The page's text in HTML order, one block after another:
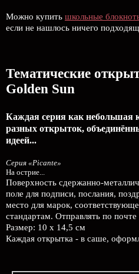
Можно купить школьные
если не нашлось ничего
Тематические
Golden Sun
Каждая серия как небольшая
разных открыток,
идеей...
Серия «Picante»
На острие...
Поверхность сдержанно-
поле для подписи, послания,
место для марок,
стандартам. Отправлять по почте
Размер: 10 х 14,5 см
Каждая открытка - в саше,